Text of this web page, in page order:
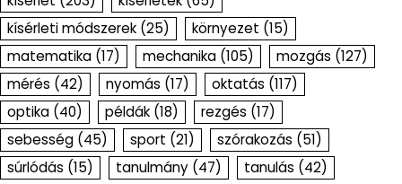
kísérleti módszerek (25) környezet (15)
matematika (17) mechanika (105) mozgás (127)
mérés (42) nyomás (17) oktatás (117)
optika (40) példák (18) rezgés (17)
sebesség (45) sport (21) szórakozás (51)
súrlódás (15) tanulmány (47) tanulás (42)